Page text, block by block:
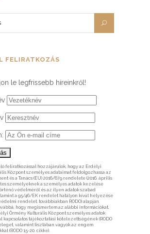
FELIRATKOZÁS
le legfrissebb híreinkről!
feliratkozással hozzájárulok, hogy az Erdélyi
Központ személyes adataimat feldolgozhassa az
és a Tanács (EU) 2016/679 rendelete (2016. április
személyeknek a személyes adatok kezelése
védelméről és az ilyen adatok szabad
a 95/46/EK rendelet hatályon kívül helyezése
rendelet, továbbiakban RODO) alapján.
hogy megismertem az alábbi információkat,
Örmény Kulturális Központ személyes adatok
kapcsolatos tájékoztatási kötelezettségének (RODO
valamint tisztában vagyok az engem
(RODO 15-20. cikke).